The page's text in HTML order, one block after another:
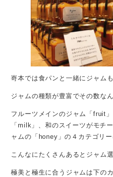
嵜本では食パンと一緒にジャム
ジャムの種類が豊富でその数な
フルーツメインのジャム「fruit
「milk」、和のスイーツがモチ
ャムの「honey」の４カテゴリ
こんなにたくさんあるとジャム
極美と極生に合うジャムは下の